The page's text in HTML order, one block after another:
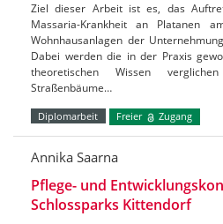
Ziel dieser Arbeit ist es, das
Massaria-Krankheit an Platanen
Wohnhausanlagen der
Dabei werden die in der Praxis
theoretischen Wissen
Straßenbäume…
Diplomarbeit Freier Zugang
Annika Saarna
Pflege- und
Schlossparks Kittendorf